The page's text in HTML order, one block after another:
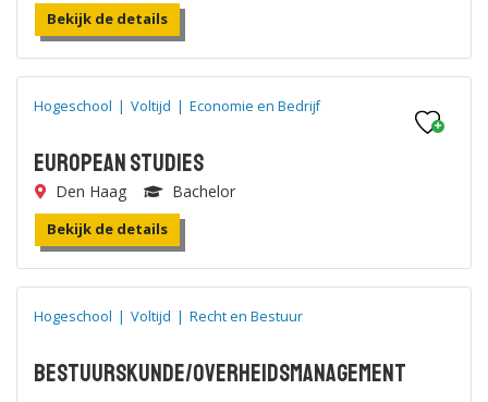
Bekijk de details
Hogeschool | Voltijd | Economie en Bedrijf
European Studies
Den Haag Bachelor
Bekijk de details
Hogeschool | Voltijd | Recht en Bestuur
Bestuurskunde/Overheidsmanagement